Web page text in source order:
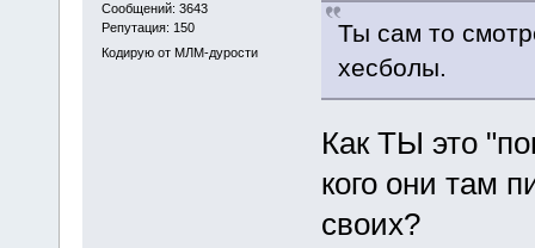
Сообщений: 3643
Репутация: 150
Кодирую от МЛМ-дурости
Ты сам то
хесболы.
Как ТЫ это
кого они там
своих?